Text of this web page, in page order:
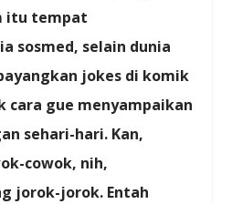
itu tempat
sosmed, selain dunia
jokes di komik
cara gue menyampaikan
sehari-hari. Kan,
cowok, nih,
jorok-jorok. Entah